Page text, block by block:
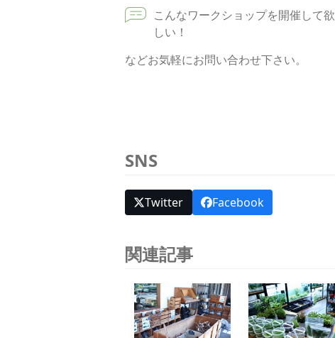
こんなワークショップを開催して欲
しい！
などお気軽にお問い合わせ下さい。
SNS
Twitter Facebook
関連記事